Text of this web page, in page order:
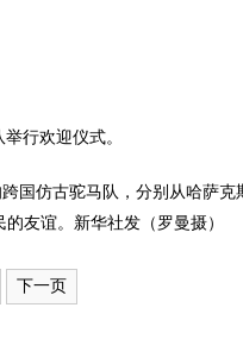
行欢迎仪式。
仿古驼马队，分别从哈萨克
友谊。新华社发（罗曼摄）
下一页